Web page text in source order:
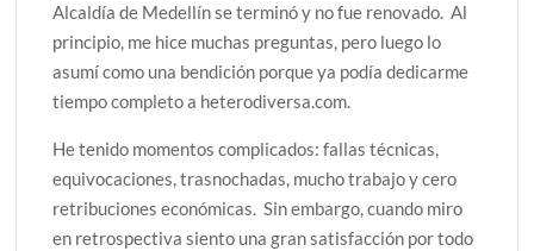
Alcaldía de Medellín se terminó y no fue renovado. Al
principio, me hice muchas preguntas, pero luego lo
asumí como una bendición porque ya podía dedicarme
tiempo completo a heterodiversa.com.
He tenido momentos complicados: fallas técnicas,
equivocaciones, trasnochadas, mucho trabajo y cero
retribuciones económicas. Sin embargo, cuando miro
en retrospectiva siento una gran satisfacción por todo